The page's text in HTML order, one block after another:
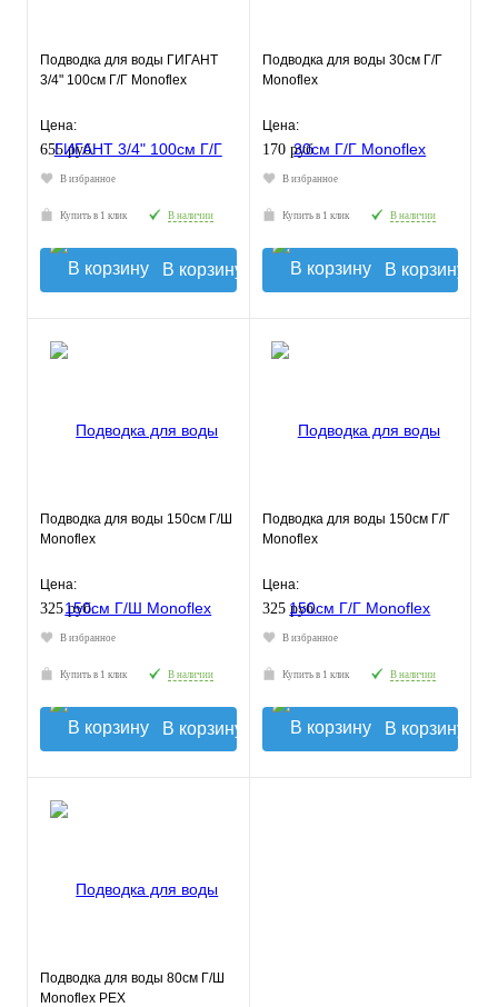
Подводка для воды ГИГАНТ
3/4" 100см Г/Г Monoflex
Цена:
655 руб.
В избранное
Купить в 1 клик В наличии
В корзину
Подводка для воды 30см Г/Г
Monoflex
Цена:
170 руб.
В избранное
Купить в 1 клик В наличии
В корзину
Подводка для воды 150см Г/Ш
Monoflex
Цена:
325 руб.
В избранное
Купить в 1 клик В наличии
В корзину
Подводка для воды 150см Г/Г
Monoflex
Цена:
325 руб.
В избранное
Купить в 1 клик В наличии
В корзину
Подводка для воды 80см Г/Ш
Monoflex РЕХ